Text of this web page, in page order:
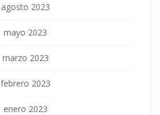
agosto 2023
mayo 2023
marzo 2023
febrero 2023
enero 2023